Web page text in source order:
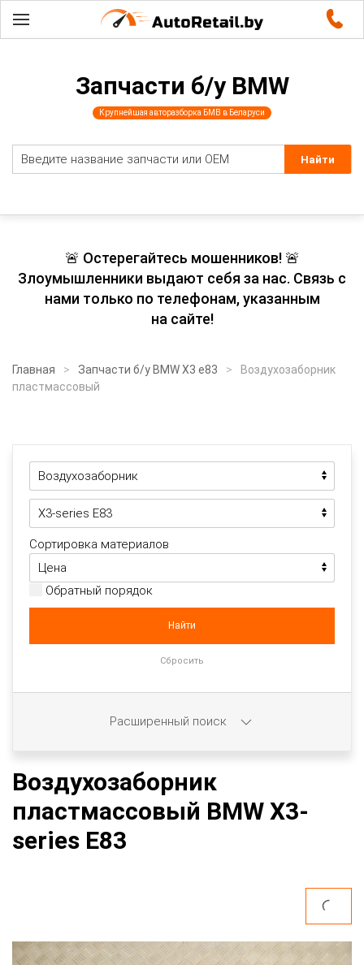
Запчасти б/у BMW
Крупнейшая авторазборка БМВ в Беларуси
🚨 Остерегайтесь мошенников! 🚨
Злоумышленники выдают себя за нас. Связь с
нами только по телефонам, указанным
на сайте!
Главная Запчасти б/у BMW X3 e83
Воздухозаборник
пластмассовый
Воздухозаборник
пластмассовый BMW X3-
series E83
Сортировка материалов
Обратный порядок
Расширенный поиск